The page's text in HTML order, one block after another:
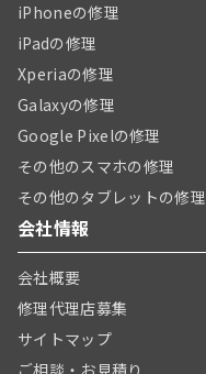
iPhoneの修理
iPadの修理
Xperiaの修理
Galaxyの修理
Google Pixelの修理
その他のスマホの修理
その他のタブレットの修理
会社情報
会社概要
修理代理店募集
サイトマップ